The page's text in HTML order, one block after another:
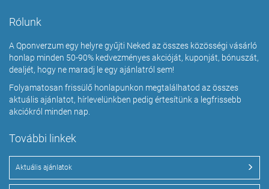
Rólunk
A Qponverzum egy helyre gyűjti Neked az összes közösségi vásárló
honlap minden 50-90% kedvezményes akcióját, kuponját, bónuszát,
dealjét, hogy ne maradj le egy ajánlatról sem!
Folyamatosan frissülő honlapunkon megtalálhatod az összes
aktuális ajánlatot, hírlevelünkben pedig értesítünk a legfrissebb
akciókról minden nap.
További linkek
Aktuális ajánlatok